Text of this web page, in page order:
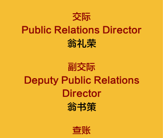
交际
Public Relations Director
翁礼荣
副交际
Deputy Public Relations
Director
翁书策
查账